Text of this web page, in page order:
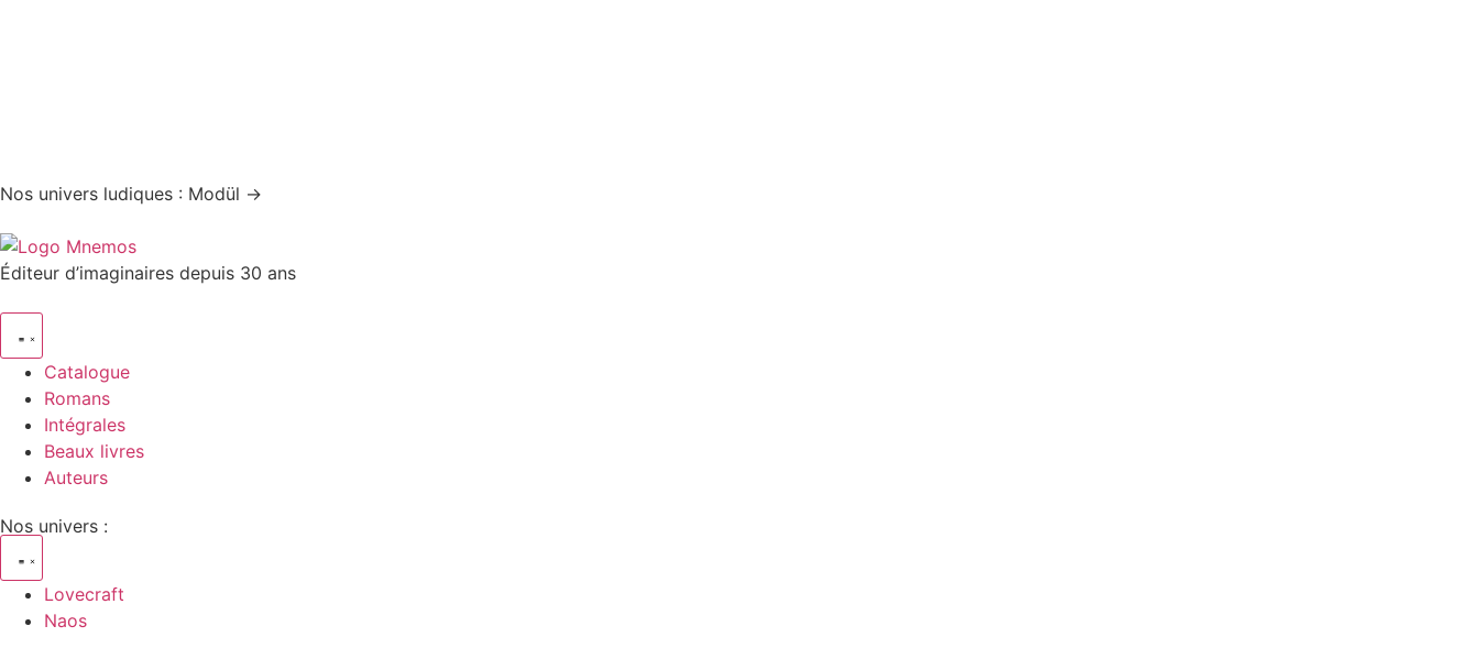
Nos univers ludiques : Modül →
Éditeur d’imaginaires depuis 30 ans
Catalogue
Romans
Intégrales
Beaux livres
Auteurs
Nos univers :
Lovecraft
Naos